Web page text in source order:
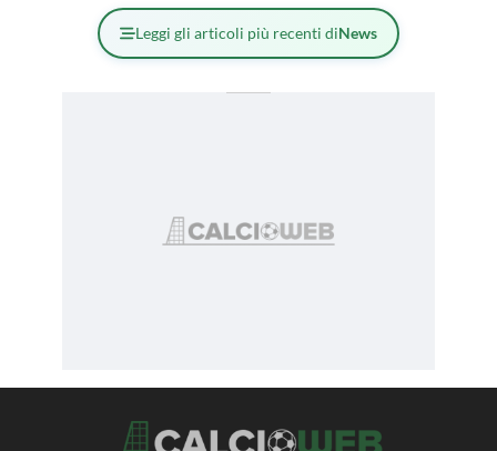
Leggi gli articoli più recenti diNews